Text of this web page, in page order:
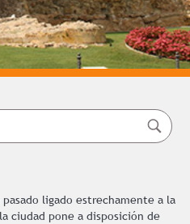
ligado estrechamente a la
ciudad pone a disposición de